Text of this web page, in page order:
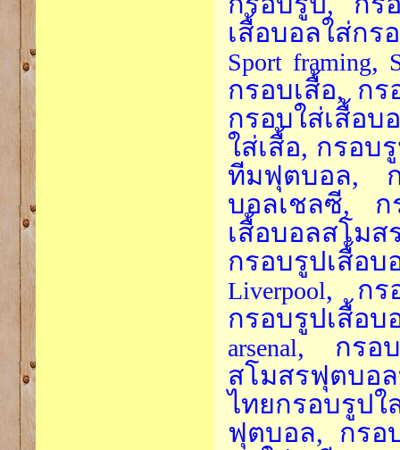
เสื้อบอลใส่ก
Sport framing,
กรอบเสื้อ, กร
กรอบใส่เสื้อ
ใส่เสื้อ, กรอบ
ทีมฟุตบอล, ก
บอลเชลซี, ก
เสื้อบอลสโมส
กรอบรูปเสื้อ
Liverpool, กร
กรอบรูปเสื้
arsenal, กรอบ
สโมสรฟุตบอ
ไทยกรอบรู
ฟุตบอล, กรอ